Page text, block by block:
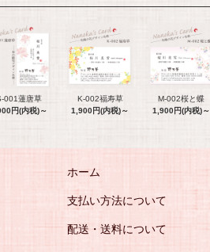
001蓮唐草
円(内税)～
K-002福寿草
1,900円(内税)～
M-002桜と蝶
1,900円(内税)～
ホーム
支払い方法について
配送・送料について